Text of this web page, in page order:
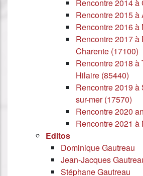
Rencontre 2014 à
Rencontre 2015 à
Rencontre 2016
Rencontre 2017 à
Charente (17100)
Rencontre 2018 à
Hilaire (85440)
Rencontre 2019
sur-mer (17570)
Rencontre 2020
Rencontre 2021 à
Editos
Dominique Gautreau
Jean-Jacques
Stéphane Gautreau